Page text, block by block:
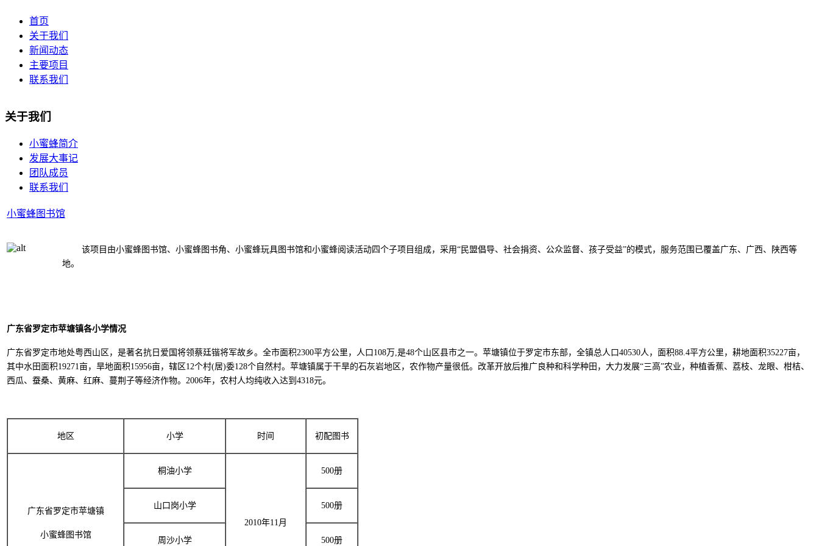
首页
关于我们
新闻动态
主要项目
联系我们
关于我们
小蜜蜂简介
发展大事记
团队成员
联系我们
小蜜蜂图书馆
该项目由小蜜蜂图书馆、小蜜蜂图书角、小蜜蜂玩具图书馆和小蜜蜂阅读活动四个子项目组成，采用“民盟倡导、社会捐资、公众监督、孩子受益”的模式，服务范围已覆盖广东、广西、陕西等
地。
广东省罗定市苹塘镇各小学情况
广东省罗定市地处粤西山区，是著名抗日爱国将领蔡廷锴将军故乡。全市面积2300平方公里，人口108万,是48个山区县市之一。苹塘镇位于罗定市东部，全镇总人口40530人，面积88.4平方公里，耕地面积35227亩，
其中水田面积19271亩，旱地面积15956亩，辖区12个村(居)委128个自然村。苹塘镇属于干旱的石灰岩地区，农作物产量很低。改革开放后推广良种和科学种田，大力发展“三高”农业，种植香蕉、荔枝、龙眼、柑桔、
西瓜、蚕桑、黄麻、红麻、蔓荆子等经济作物。2006年，农村人均纯收入达到4318元。
地区 小学 时间 初配图书
广东省罗定市苹塘镇
小蜜蜂图书馆
桐油小学
2010年11月
500册
山口岗小学 500册
周沙小学 500册